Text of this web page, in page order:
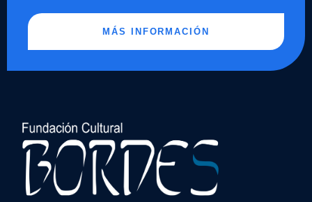
MÁS INFORMACIÓN